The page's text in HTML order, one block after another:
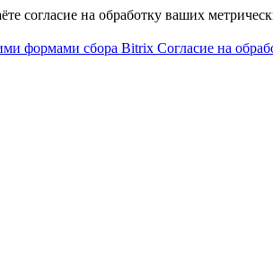
согласие на обработку ваших
формами сбора Bitrix Согласие на